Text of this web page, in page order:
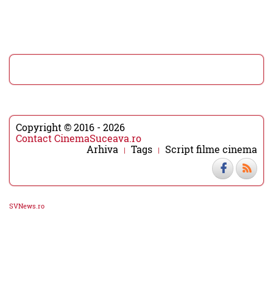
Copyright © 2016 - 2026
Contact CinemaSuceava.ro
Arhiva
Tags Script filme cinema
SVNews.ro